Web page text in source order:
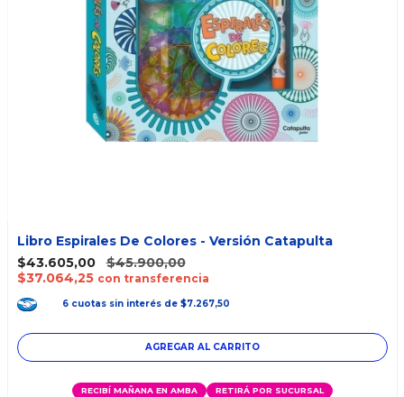
Libro Espirales De Colores - Versión Catapulta
$43.605,00
$45.900,00
$37.064,25 con transferencia
6 cuotas sin interés de $7.267,50
RECIBÍ MAÑANA EN AMBA RETIRÁ POR SUCURSAL